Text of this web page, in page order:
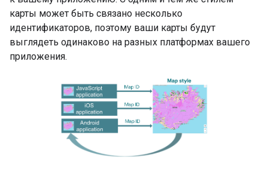
карты может быть связано несколько
идентификаторов, поэтому ваши карты будут
выглядеть одинаково на разных платформах вашего
приложения.